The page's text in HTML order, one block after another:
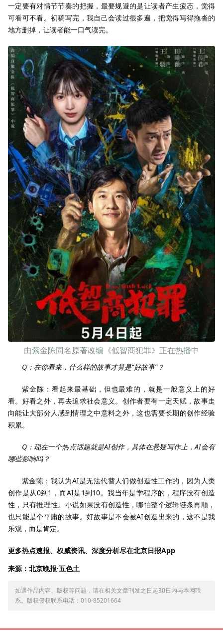
一定要有对情节节奏的把握，最要规避的是让读者产生疲态，觉得
可看可不看。初稿写完，我自己会读过很多遍，把觉得写得拖沓的
地方删掉，让读者能一口气读完。
由紫金陈同名原著改编《低智商犯罪》正在热播中
Q：在你看来，什么样的故事才算是“好故事”？
紫金陈：看起来最基础，但也最难的，就是一般意义上的好
看。好看之外，再去追求社会意义。创作者要有一定天赋，故事走
向能让大部分人感到情理之中意料之外，这也需要长期的创作经验
积累。
Q：现在一个热点话题就是AI创作，具体在悬疑写作上，AI会有
哪些影响吗？
紫金陈：我认为AI是无法代替人们做创造性工作的，因为人类
创作是从0到1，而AI是1到10。我当年是学程序的，程序没有创造
性，只有推理性。小说如果没有创造性，哪怕整个逻辑链条再顺，
也只能是个平庸的故事。好故事是不会被AI创造出来的，这不是我
乐观，而是肯定。
更多热点速报、权威资讯、深度分析尽在北京日报App
来源：北京晚报·五色土
如遇作品内容、版权等问题，请在相关文章刊发之日起30日内与本网联
系。版权侵权联系电话：010-85201664